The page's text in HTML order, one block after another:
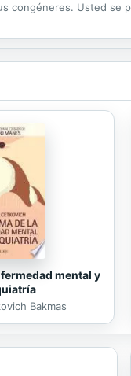
congéneres. Usted
mental y
Bakmas